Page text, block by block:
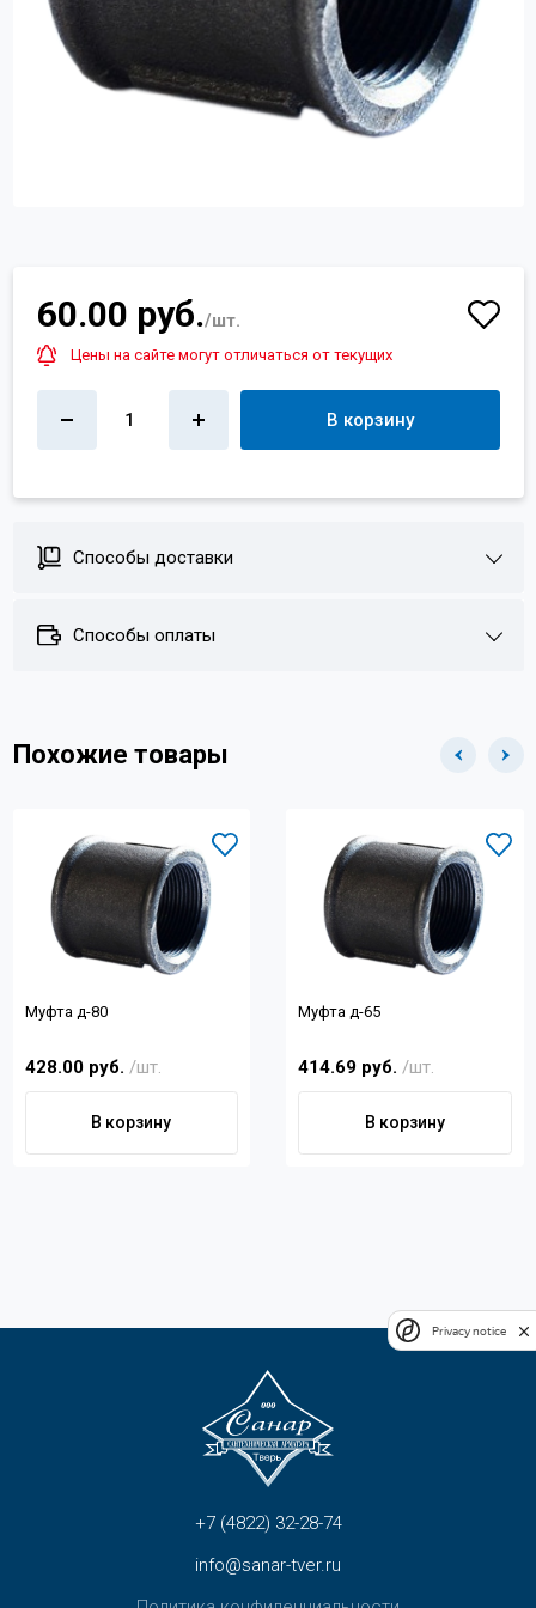
Контакты
+7 (4822) 32-28-74
60.00 руб./шт.
Цены на сайте могут отличаться от текущих
1 В корзину
Способы доставки
Способы оплаты
Похожие товары
Муфта д-80
428.00 руб. /шт.
В корзину
Муфта д-65
414.69 руб. /шт.
В корзину
+7 (4822) 32-28-74
info@sanar-tver.ru
Privacy notice